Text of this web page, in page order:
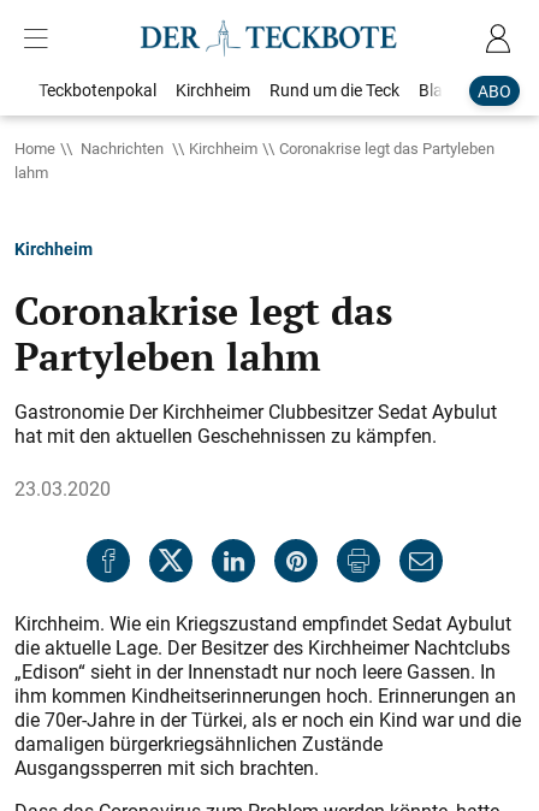
ABO
Teckbotenpokal Kirchheim Rund um die Teck Blaulicht
Home Nachrichten Kirchheim
Coronakrise legt das Partyleben
lahm
Kirchheim
Coronakrise legt das
Partyleben lahm
Gastronomie Der Kirchheimer Clubbesitzer Sedat Aybulut
hat mit den aktuellen Geschehnissen zu kämpfen.
23.03.2020
Kirchheim. Wie ein Kriegszustand empfindet Sedat Aybulut
die aktuelle Lage. Der Besitzer des Kirchheimer Nachtclubs
„Edison“ sieht in der Innenstadt nur noch leere Gassen. In
ihm kommen Kindheitserinnerungen hoch. Erinnerungen an
die 70er-Jahre in der Türkei, als er noch ein Kind war und die
damaligen bürgerkriegsähnlichen Zustände
Ausgangssperren mit sich brachten.